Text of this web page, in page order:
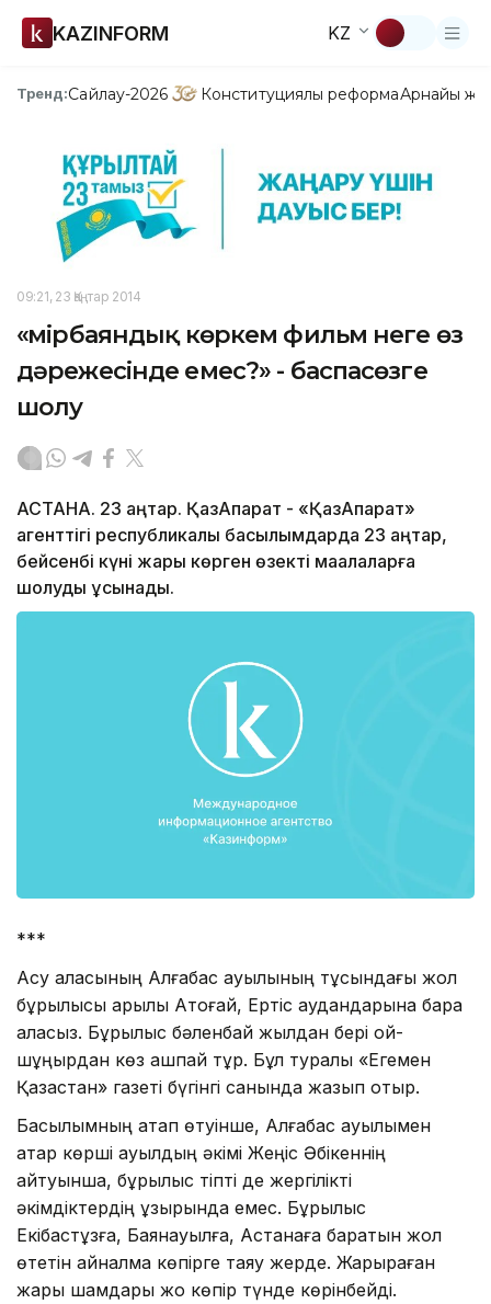
KAZINFORM KZ
Тренд:Сайлау-2026 Конституциялық реформаАрнайы
09:21, 23 Қаңтар 2014
«Өмірбаяндық көркем фильм неге өз
дәрежесінде емес?» - баспасөзге
шолу
АСТАНА. 23 қаңтар. ҚазАқпарат - «ҚазАқпарат»
агенттігі республикалық басылымдарда 23 қаңтар,
бейсенбі күні жарық көрген өзекті мақалаларға
шолуды ұсынады.
***
Ақсу қаласының Алғабас ауылының тұсындағы жол
бұрылысы арқылы Ақтоғай, Ертіс аудандарына бара
аласыз. Бұрылыс бәленбай жылдан бері ой-
шұңқырдан көз ашпай тұр. Бұл туралы «Егемен
Қазақстан» газеті бүгінгі санында жазып отыр.
Басылымның атап өтуінше, Алғабас ауылымен
қатар көрші ауылдың әкімі Жеңіс Әбікеннің
айтуынша, бұрылыс тіпті де жергілікті
әкімдіктердің құзырында емес. Бұрылыс
Екібастұзға, Баянауылға, Астанаға баратын жол
өтетін айналма көпірге таяу жерде. Жарқыраған
жарық шамдары жоқ көпір түнде көрінбейді.